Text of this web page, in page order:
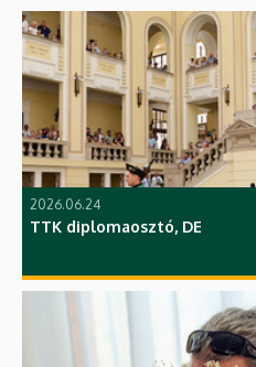
2026.06.24
TTK diplomaosztó, DE